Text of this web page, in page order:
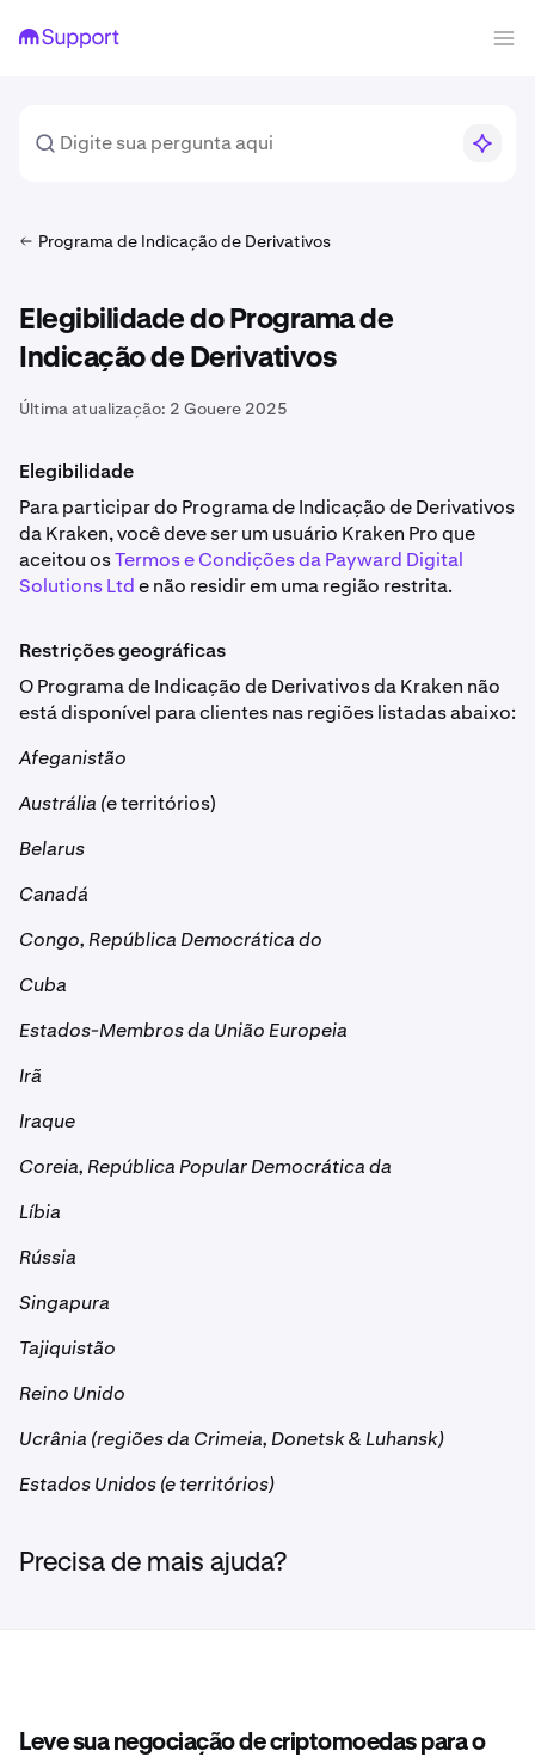
Programa de Indicação de Derivativos
Elegibilidade do Programa de
Indicação de Derivativos
Última atualização: 2 Gouere 2025
Elegibilidade
Para participar do Programa de Indicação de Derivativos
da Kraken, você deve ser um usuário Kraken Pro que
aceitou osTermos e Condições da Payward Digital
Solutions Ltde não residir em uma região restrita.
Restrições geográficas
O Programa de Indicação de Derivativos da Kraken não
está disponível para clientes nas regiões listadas abaixo:
Afeganistão
Austrália (e territórios)
Belarus
Canadá
Congo, República Democrática do
Cuba
Estados-Membros da União Europeia
Irã
Iraque
Coreia, República Popular Democrática da
Líbia
Rússia
Singapura
Tajiquistão
Reino Unido
Ucrânia (regiões da Crimeia, Donetsk & Luhansk)
Estados Unidos (e territórios)
Precisa de mais ajuda?
Leve sua negociação de criptomoedas para o